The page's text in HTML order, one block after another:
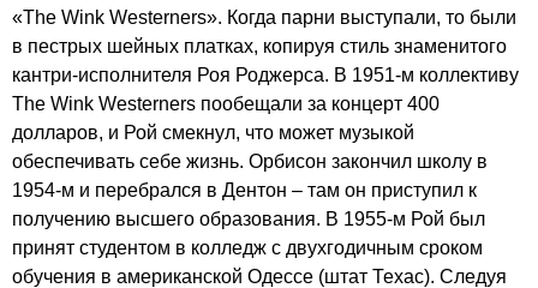
«The Wink Westerners». Когда парни выступали, то были
в пестрых шейных платках, копируя стиль знаменитого
кантри-исполнителя Роя Роджерса. В 1951-м коллективу
The Wink Westerners пообещали за концерт 400
долларов, и Рой смекнул, что может музыкой
обеспечивать себе жизнь. Орбисон закончил школу в
1954-м и перебрался в Дентон – там он приступил к
получению высшего образования. В 1955-м Рой был
принят студентом в колледж с двухгодичным сроком
обучения в американской Одессе (штат Техас). Следуя